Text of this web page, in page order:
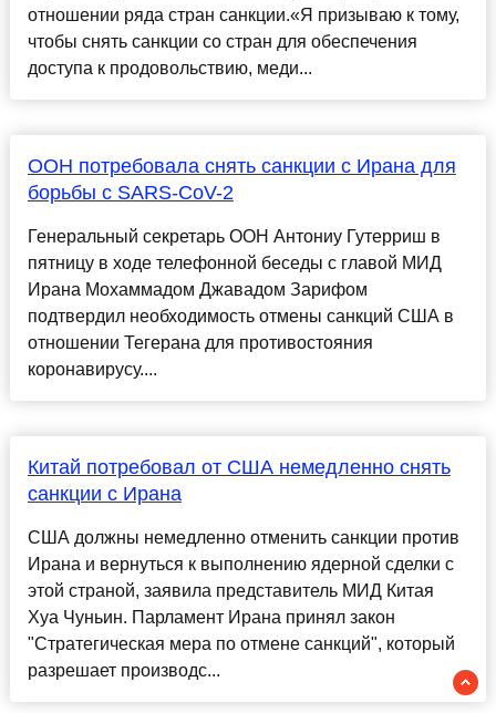
отношении ряда стран санкции.«Я призываю к тому,
чтобы снять санкции со стран для обеспечения
доступа к продовольствию, меди...
ООН потребовала снять санкции с Ирана для
борьбы с SARS-CoV-2
Генеральный секретарь ООН Антониу Гутерриш в
пятницу в ходе телефонной беседы с главой МИД
Ирана Мохаммадом Джавадом Зарифом
подтвердил необходимость отмены санкций США в
отношении Тегерана для противостояния
коронавирусу....
Китай потребовал от США немедленно снять
санкции с Ирана
США должны немедленно отменить санкции против
Ирана и вернуться к выполнению ядерной сделки с
этой страной, заявила представитель МИД Китая
Хуа Чуньин. Парламент Ирана принял закон
"Стратегическая мера по отмене санкций", который
разрешает производс...